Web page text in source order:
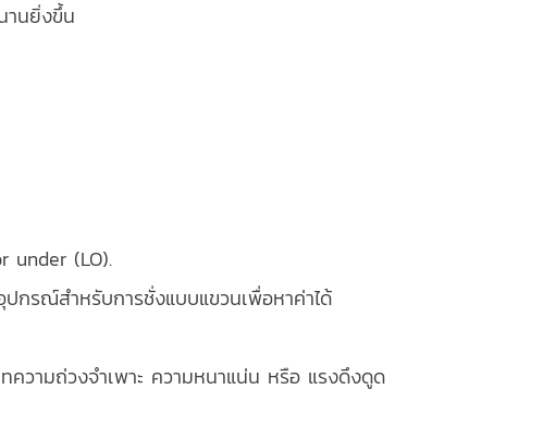
านยิ่งขึ้น
under (LO).
กรณ์สำหรับการชั่งแบบแขวนเพื่อหาค่าได้
ความถ่วงจำเพาะ ความหนาแน่น หรือ แรงดึงดูด